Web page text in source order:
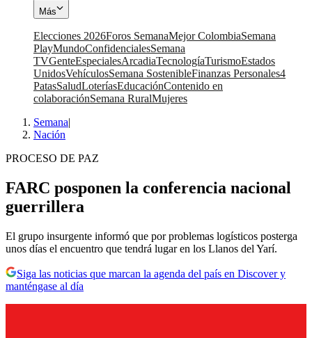
Más
Elecciones 2026Foros SemanaMejor ColombiaSemana
PlayMundoConfidencialesSemana
TVGenteEspecialesArcadiaTecnologíaTurismoEstados
UnidosVehículosSemana SostenibleFinanzas Personales4
PatasSaludLoteríasEducaciónContenido en
colaboraciónSemana RuralMujeres
Semana|
Nación
PROCESO DE PAZ
FARC posponen la conferencia nacional
guerrillera
El grupo insurgente informó que por problemas logísticos posterga
unos días el encuentro que tendrá lugar en los Llanos del Yarí.
Siga las noticias que marcan la agenda del país en Discover y
manténgase al día